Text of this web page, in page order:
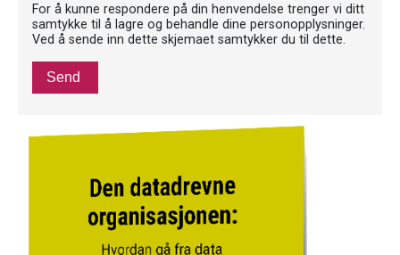
For å kunne respondere på din henvendelse trenger vi ditt
samtykke til å lagre og behandle dine personopplysninger.
Ved å sende inn dette skjemaet samtykker du til dette.